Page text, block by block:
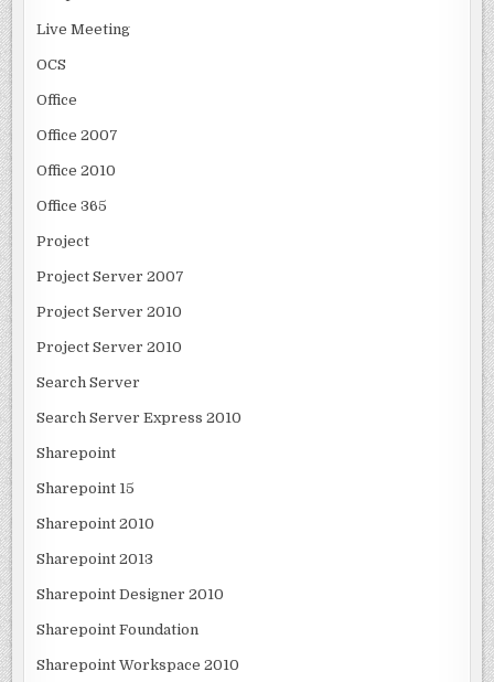
Live Meeting
OCS
Office
Office 2007
Office 2010
Office 365
Project
Project Server 2007
Project Server 2010
Project Server 2010
Search Server
Search Server Express 2010
Sharepoint
Sharepoint 15
Sharepoint 2010
Sharepoint 2013
Sharepoint Designer 2010
Sharepoint Foundation
Sharepoint Workspace 2010